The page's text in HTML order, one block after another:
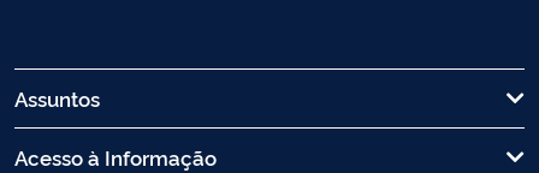
Assuntos
Acesso à Informação